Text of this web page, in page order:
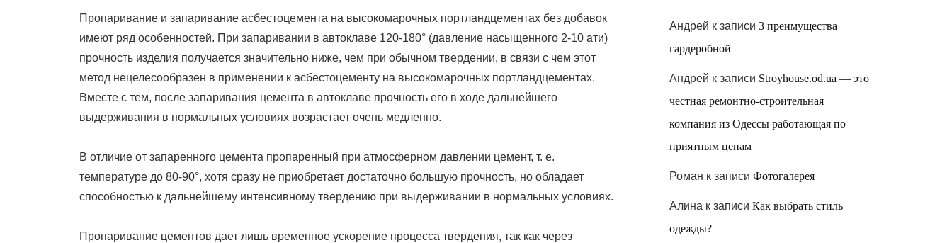
Пропаривание и запаривание асбестоцемента на высокомарочных портландцементах без добавок
имеют ряд особенностей. При запаривании в автоклаве 120-180° (давление насыщенного 2-10 ати)
прочность изделия получается значительно ниже, чем при обычном твердении, в связи с чем этот
метод нецелесообразен в применении к асбестоцементу на высокомарочных портландцементах.
Вместе с тем, после запаривания цемента в автоклаве прочность его в ходе дальнейшего
выдерживания в нормальных условиях возрастает очень медленно.
В отличие от запаренного цемента пропаренный при атмосферном давлении цемент, т. е.
температуре до 80-90°, хотя сразу не приобретает достаточно большую прочность, но обладает
способностью к дальнейшему интенсивному твердению при выдерживании в нормальных условиях.
Пропаривание цементов дает лишь временное ускорение процесса твердения, так как через
Андрей к записи 3 преимущества
гардеробной
Андрей к записи Stroyhouse.od.ua — это
честная ремонтно-строительная
компания из Одессы работающая по
приятным ценам
Роман к записи Фотогалерея
Алина к записи Как выбрать стиль
одежды?